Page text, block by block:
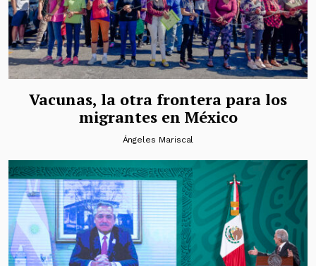
Vacunas, la otra frontera para los
migrantes en México
Ángeles Mariscal